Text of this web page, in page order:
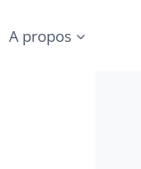
A propos